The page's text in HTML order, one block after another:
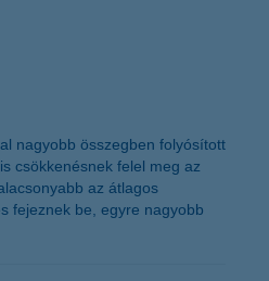
K&H e-kártyafelület
K&H token megújítás
nagyobb összegben folyósított
csökkenésnek felel meg az
az átlagos
fejeznek be, egyre nagyobb